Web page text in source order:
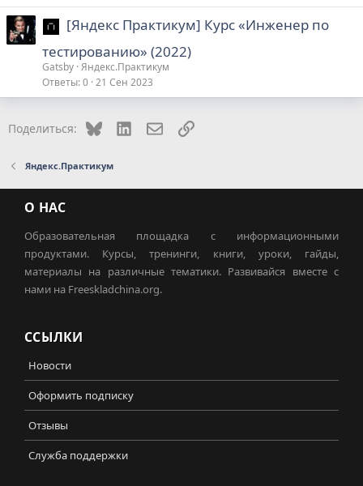
[Яндекс Практикум] Курс «Инженер по
тестированию» (2022)
Gatsby Яндекс.Практикум
Ответы 0 21 Сен 2023
Поделиться: Bluesky LinkedInЭлектронная почта
Ссылка
Яндекс.Практикум
О НАС
Образовательная площадка с информационными
продуктами. Курсы, тренинги, книги, уроки, гайды,
материалы на различные тематики. Развивайся вместе с
нами на Freeskladchina.org.
ССЫЛКИ
Новости
Оформить подписку
Отзывы
Служба поддержки